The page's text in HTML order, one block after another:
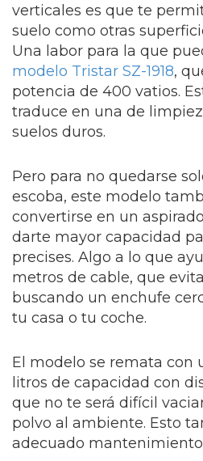
verticales es que te
suelo como otras
Una labor para la que
modelo Tristar SZ-1918,
potencia de 400 vatios.
traduce en una de
suelos duros.
Pero para no quedarse
escoba, este modelo
convertirse en un
darte mayor capacidad
precises. Algo a lo que
metros de cable, que
buscando un enchufe
tu casa o tu coche.
El modelo se remata con
litros de capacidad con
que no te será difícil
polvo al ambiente. Esto
adecuado